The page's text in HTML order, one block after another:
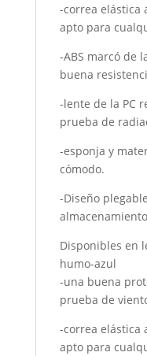
-correa elástica
apto para
-ABS marcó de
buena
-lente de la PC
prueba de
-esponja y
cómodo.
-Diseño
Disponibles en
humo-azul
-una buena
prueba de
-correa elástica
apto para